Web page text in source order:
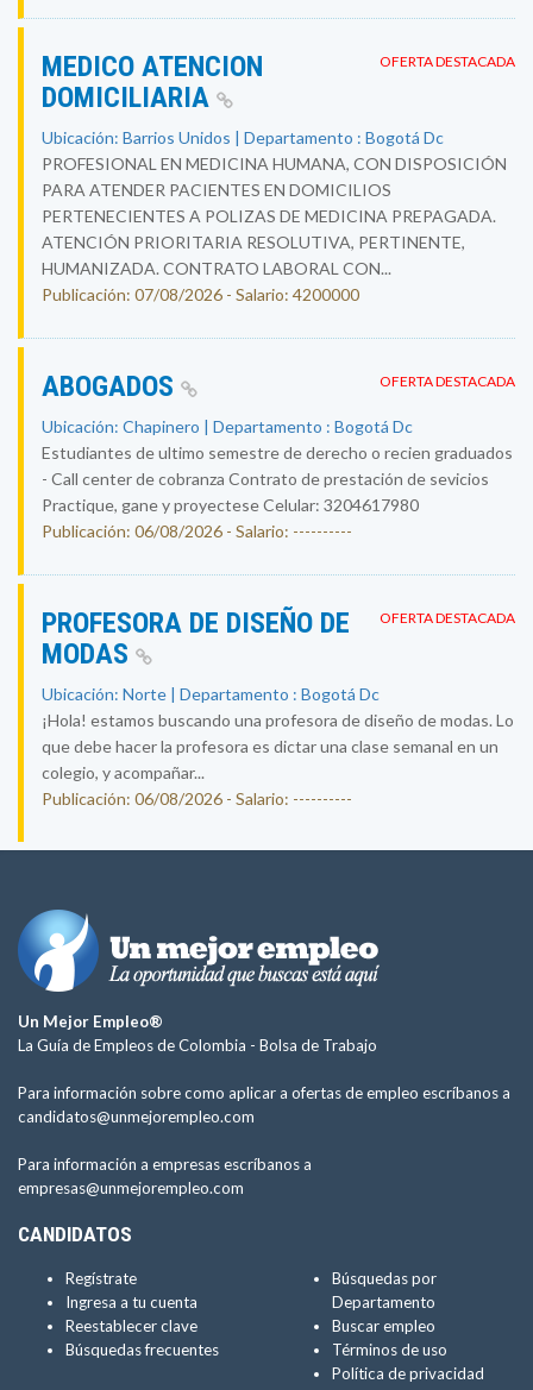
OFERTA DESTACADA
MEDICO ATENCION
DOMICILIARIA
Ubicación: Barrios Unidos | Departamento : Bogotá Dc
PROFESIONAL EN MEDICINA HUMANA, CON DISPOSICIÓN
PARA ATENDER PACIENTES EN DOMICILIOS
PERTENECIENTES A POLIZAS DE MEDICINA PREPAGADA.
ATENCIÓN PRIORITARIA RESOLUTIVA, PERTINENTE,
HUMANIZADA. CONTRATO LABORAL CON...
Publicación: 07/08/2026 - Salario: 4200000
OFERTA DESTACADA
ABOGADOS
Ubicación: Chapinero | Departamento : Bogotá Dc
Estudiantes de ultimo semestre de derecho o recien graduados
- Call center de cobranza Contrato de prestación de sevicios
Practique, gane y proyectese Celular: 3204617980
Publicación: 06/08/2026 - Salario: ----------
OFERTA DESTACADA
PROFESORA DE DISEÑO DE
MODAS
Ubicación: Norte | Departamento : Bogotá Dc
¡Hola! estamos buscando una profesora de diseño de modas. Lo
que debe hacer la profesora es dictar una clase semanal en un
colegio, y acompañar...
Publicación: 06/08/2026 - Salario: ----------
Un Mejor Empleo®
La Guía de Empleos de Colombia - Bolsa de Trabajo
Para información sobre como aplicar a ofertas de empleo escríbanos a
candidatos@unmejorempleo.com
Para información a empresas escríbanos a
empresas@unmejorempleo.com
CANDIDATOS
Regístrate
Ingresa a tu cuenta
Reestablecer clave
Búsquedas frecuentes
Búsquedas por
Departamento
Buscar empleo
Términos de uso
Política de privacidad